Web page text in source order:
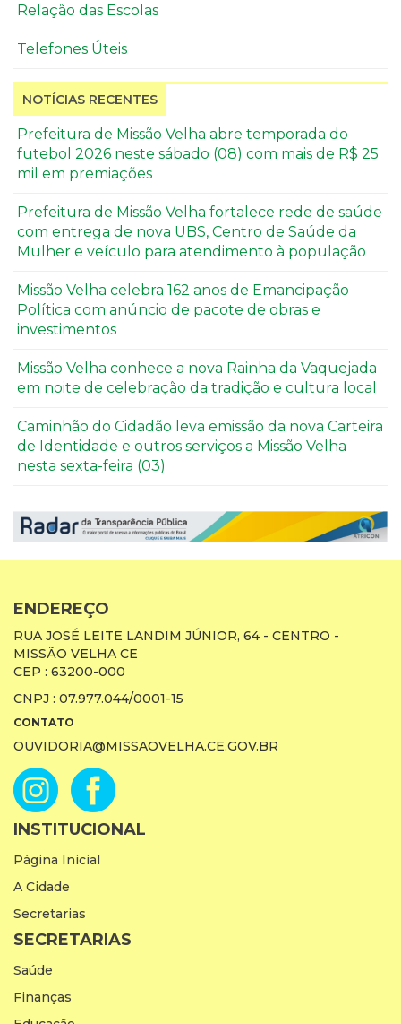
Relação das Escolas
Telefones Úteis
NOTÍCIAS RECENTES
Prefeitura de Missão Velha abre temporada do
futebol 2026 neste sábado (08) com mais de R$ 25
mil em premiações
Prefeitura de Missão Velha fortalece rede de saúde
com entrega de nova UBS, Centro de Saúde da
Mulher e veículo para atendimento à população
Missão Velha celebra 162 anos de Emancipação
Política com anúncio de pacote de obras e
investimentos
Missão Velha conhece a nova Rainha da Vaquejada
em noite de celebração da tradição e cultura local
Caminhão do Cidadão leva emissão da nova Carteira
de Identidade e outros serviços a Missão Velha
nesta sexta-feira (03)
ENDEREÇO
RUA JOSÉ LEITE LANDIM JÚNIOR, 64 - CENTRO -
MISSÃO VELHA CE
CEP : 63200-000
CNPJ : 07.977.044/0001-15
CONTATO
OUVIDORIA@MISSAOVELHA.CE.GOV.BR
INSTITUCIONAL
Página Inicial
A Cidade
Secretarias
SECRETARIAS
Saúde
Finanças